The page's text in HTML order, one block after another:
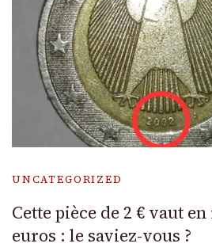
UNCATEGORIZED
Cette pièce de 2 € vaut
euros : le saviez-vous ?